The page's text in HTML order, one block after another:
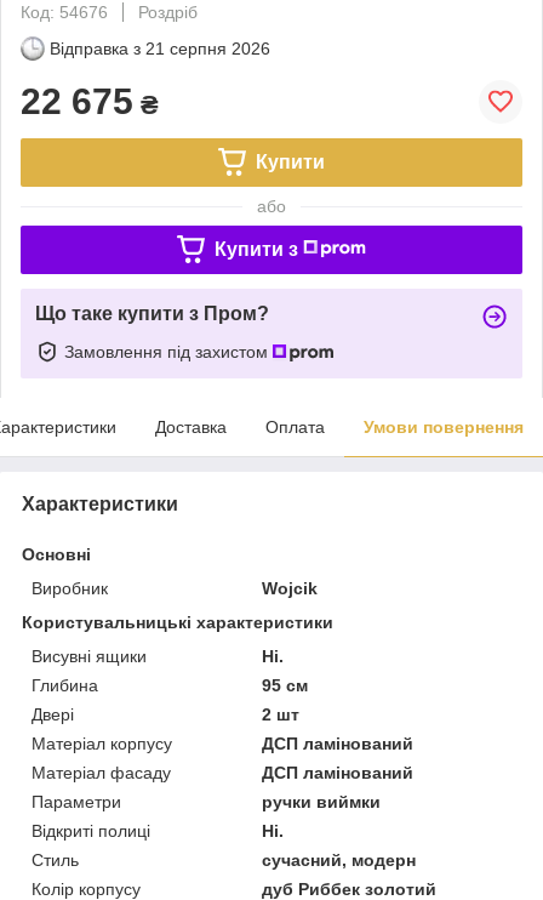
Код: 54676
Роздріб
Відправка з 21 серпня 2026
22 675 ₴
Купити
або
Купити з
Що таке купити з Пром?
Замовлення під захистом
Доставка Оплата Умови повернення
Характеристики
Основні
Виробник
Wojcik
Користувальницькі характеристики
Висувні ящики
Ні.
Глибина
95 см
Двері
2 шт
Матеріал корпусу
ДСП ламінований
Матеріал фасаду
ДСП ламінований
Параметри
ручки виймки
Відкриті полиці
Ні.
Стиль
сучасний, модерн
Колір корпусу
дуб Риббек золотий